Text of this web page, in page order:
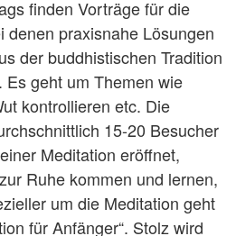
finden Vorträge für die
denen praxisnahe Lösungen
der buddhistischen Tradition
geht um Themen wie
kontrollieren etc. Die
15-20 Besucher
Meditation eröffnet,
Ruhe kommen und lernen,
um die Meditation geht
für Anfänger“. Stolz wird